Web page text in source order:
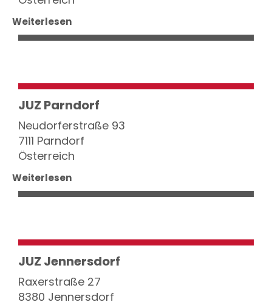
Weiterlesen
JUZ Parndorf
Neudorferstraße 93
7111 Parndorf
Österreich
Weiterlesen
JUZ Jennersdorf
Raxerstraße 27
8380 Jennersdorf